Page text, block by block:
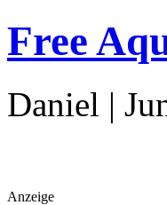
Free
Daniel |
Anzeige